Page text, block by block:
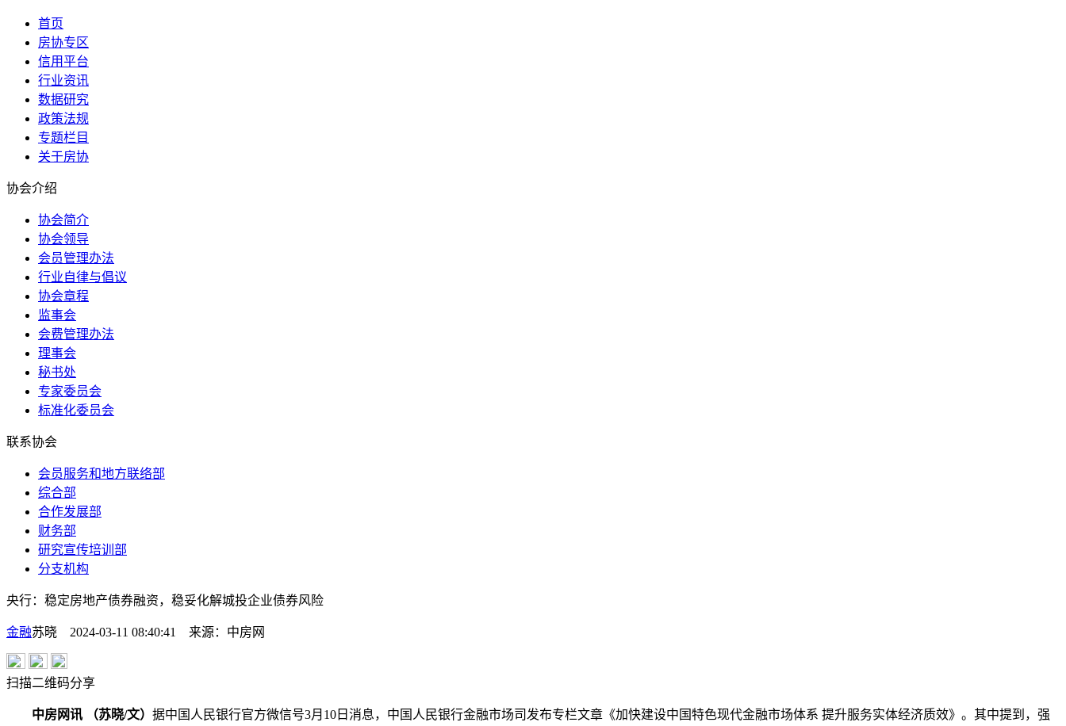
首页
房协专区
信用平台
行业资讯
数据研究
政策法规
专题栏目
关于房协
协会介绍
协会简介
协会领导
会员管理办法
行业自律与倡议
协会章程
监事会
会费管理办法
理事会
秘书处
专家委员会
标准化委员会
联系协会
会员服务和地方联络部
综合部
合作发展部
财务部
研究宣传培训部
分支机构
央行：稳定房地产债券融资，稳妥化解城投企业债券风险
金融苏晓 2024-03-11 08:40:41 来源： 中房网
扫描二维码分享
中房网讯 （苏晓/文） 据中国人民银行官方微信号3月10日消息，中国人民银行金融市场司发布专栏文章《加快建设中国特色现代金融市场体系 提升服务实体经济质效》。其中提到，强